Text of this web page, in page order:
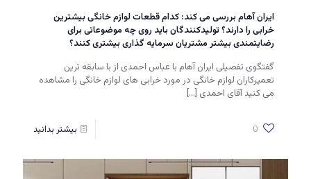
ایران آهام بررسی می کند: کدام قطعات لوازم خانگی بیشترین
خرابی را دارند؟ تولیدکنندگان باید روی چه موضوعاتی برای
رضایتمندی بیشتر مشتریان سرمایه گذاری بیشتری کنند؟
گفتگوی تفصیلی ایران آهام با عباس احمدی از با سابقه ترین
تعمیرکاران لوازم خانگی در مورد خرابی های لوازم خانگی را مشاهده
می کنید آقای احمدی […]
0 بیشتر بدانید